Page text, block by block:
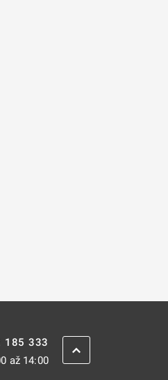
185 333
až 14:00
ZPĚT NAHORU